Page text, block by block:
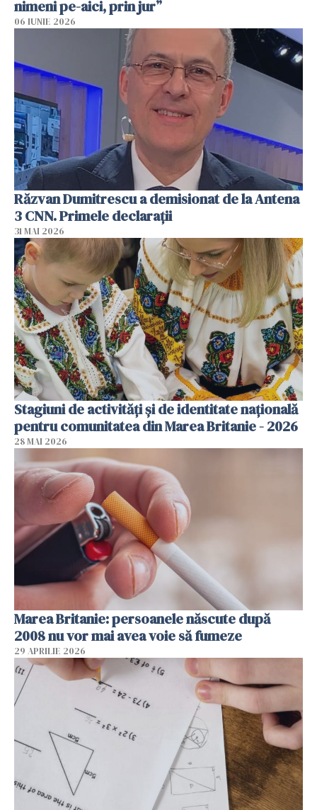
nimeni pe-aici, prin jur”
06 IUNIE 2026
Răzvan Dumitrescu a demisionat de la Antena
3 CNN. Primele declarații
31 MAI 2026
Stagiuni de activități și de identitate națională
pentru comunitatea din Marea Britanie - 2026
28 MAI 2026
Marea Britanie: persoanele născute după
2008 nu vor mai avea voie să fumeze
29 APRILIE 2026